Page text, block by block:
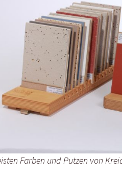
Farben und Putzen von